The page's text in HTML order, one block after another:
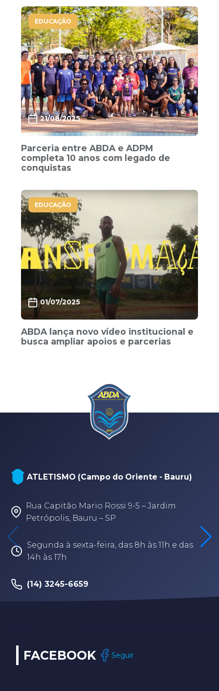
EDUCAÇÃO
21/08/2025
Parceria entre ABDA e ADPM
completa 10 anos com legado de
conquistas
EDUCAÇÃO
01/07/2025
ABDA lança novo vídeo institucional e
busca ampliar apoios e parcerias
das
NATAÇÃO, PARANATAÇÃO E POLO
AQUÁTICO (Arena - sede Bauru)
Rua Fabio Geraldo, 2-12 – Jardim Terra
Branca – Bauru/SP
Segunda à sexta-feira, das 8h às 17h30
FACEBOOK Seguir